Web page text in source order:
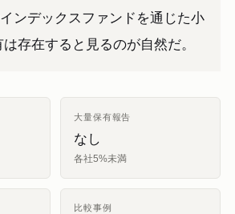
ンデックスファンドを通じた小
存在すると見るのが自然だ。
大量保有報告
なし
各社5%未満
比較事例